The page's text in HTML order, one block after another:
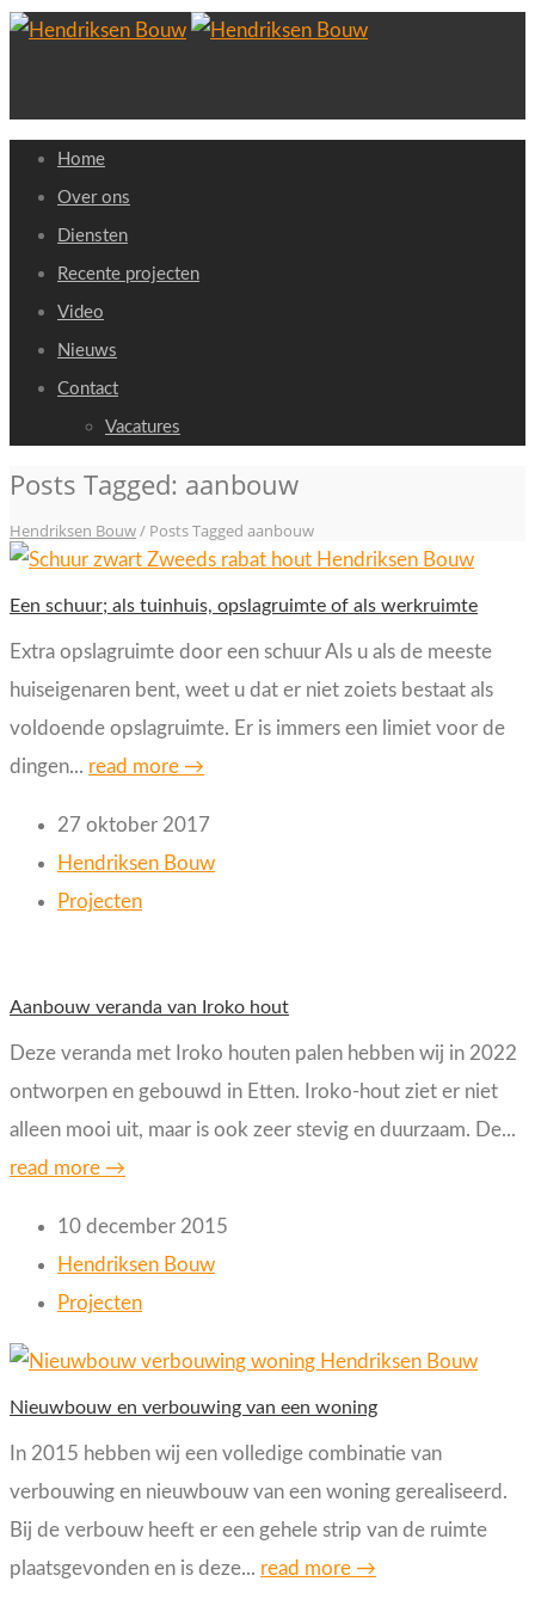
Home
Over ons
Diensten
Recente projecten
Video
Nieuws
Contact
Vacatures
Posts Tagged: aanbouw
Hendriksen Bouw/ Posts Tagged aanbouw
Een schuur; als tuinhuis, opslagruimte of als werkruimte
Extra opslagruimte door een schuur Als u als de meeste
huiseigenaren bent, weet u dat er niet zoiets bestaat als
voldoende opslagruimte. Er is immers een limiet voor de
dingen... read more →
27 oktober 2017
Hendriksen Bouw
Projecten
Aanbouw veranda van Iroko hout
Deze veranda met Iroko houten palen hebben wij in 2022
ontworpen en gebouwd in Etten. Iroko-hout ziet er niet
alleen mooi uit, maar is ook zeer stevig en duurzaam. De...
read more →
10 december 2015
Hendriksen Bouw
Projecten
Nieuwbouw en verbouwing van een woning
In 2015 hebben wij een volledige combinatie van
verbouwing en nieuwbouw van een woning gerealiseerd.
Bij de verbouw heeft er een gehele strip van de ruimte
plaatsgevonden en is deze... read more →